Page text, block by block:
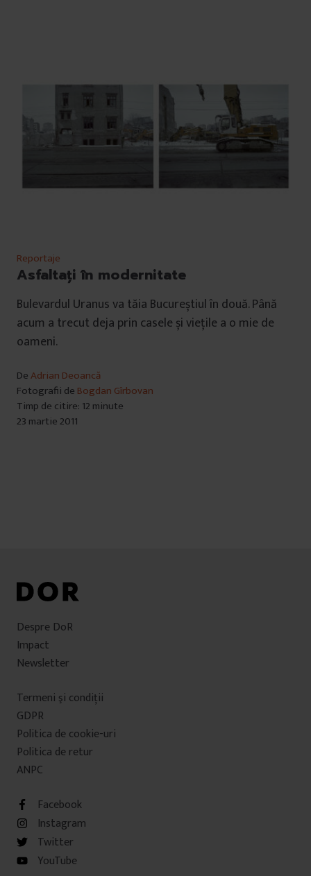
Reportaje
Asfaltaţi în modernitate
Bulevardul Uranus va tăia Bucureștiul în două. Până
acum a trecut deja prin casele și viețile a o mie de
oameni.
DeAdrian Deoancă
Fotografii de Bogdan Gîrbovan
Timp de citire: 12 minute
23 martie 2011
Despre DoR
Impact
Newsletter
Termeni şi condiţii
GDPR
Politica de cookie-uri
Politica de retur
ANPC
Facebook
Instagram
Twitter
YouTube